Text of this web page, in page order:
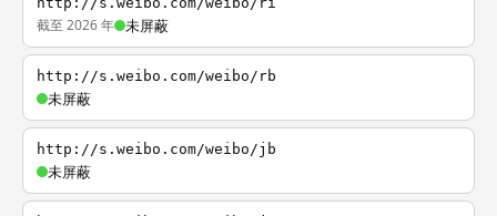
截至 2026 年 未屏蔽
http://s.weibo.com/weibo/rb
未屏蔽
http://s.weibo.com/weibo/jb
未屏蔽